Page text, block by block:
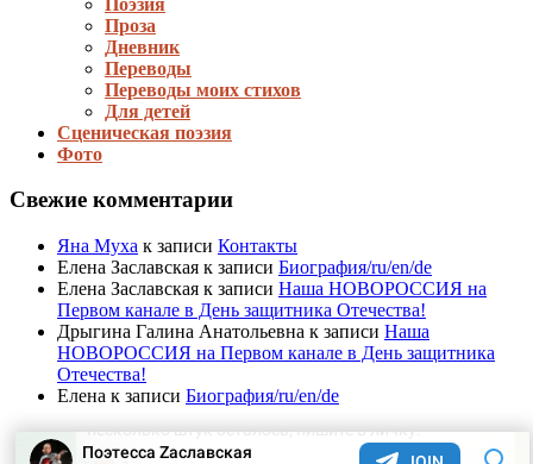
Проза
Дневник
Переводы
Переводы моих стихов
Для детей
Сценическая поэзия
Фото
Свежие комментарии
Яна Муха к записи Контакты
Елена Заславская к записи Биография/ru/en/de
Елена Заславская к записи Наша НОВОРОССИЯ на
Первом канале в День защитника Отечества!
Дрыгина Галина Анатольевна к записи Наша
НОВОРОССИЯ на Первом канале в День защитника
Отечества!
Елена к записи Биография/ru/en/de